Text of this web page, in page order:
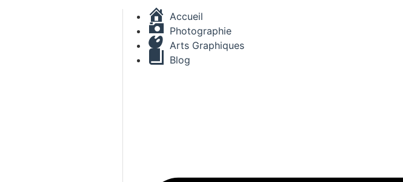
Accueil
Photographie
Arts Graphiques
Blog